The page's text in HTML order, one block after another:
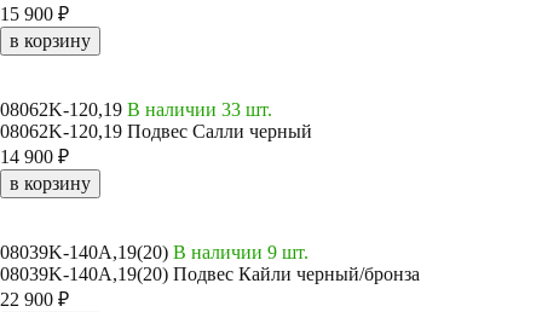
15 900 ₽
в корзину
08062K-120,19 В наличии 33 шт.
08062K-120,19 Подвес Салли черный
14 900 ₽
в корзину
08039K-140A,19(20) В наличии 9 шт.
08039K-140A,19(20) Подвес Кайли черный/бронза
22 900 ₽